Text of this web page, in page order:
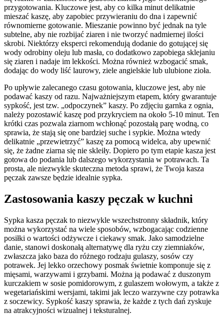
przygotowania. Kluczowe jest, aby co kilka minut delikatnie
mieszać kaszę, aby zapobiec przywieraniu do dna i zapewnić
równomierne gotowanie. Mieszanie powinno być jednak na tyle
subtelne, aby nie rozbijać ziaren i nie tworzyć nadmiernej ilości
skrobi. Niektórzy eksperci rekomendują dodanie do gotującej się
wody odrobiny oleju lub masła, co dodatkowo zapobiega sklejaniu
się ziaren i nadaje im lekkości. Można również wzbogacić smak,
dodając do wody liść laurowy, ziele angielskie lub ulubione zioła.
Po upływie zalecanego czasu gotowania, kluczowe jest, aby nie
podawać kaszy od razu. Najważniejszym etapem, który gwarantuje
sypkość, jest tzw. „odpoczynek” kaszy. Po zdjęciu garnka z ognia,
należy pozostawić kaszę pod przykryciem na około 5-10 minut. Ten
krótki czas pozwala ziarnom wchłonąć pozostałą parę wodną, co
sprawia, że stają się one bardziej suche i sypkie. Można wtedy
delikatnie „przewietrzyć” kaszę za pomocą widelca, aby upewnić
się, że żadne ziarna się nie skleiły. Dopiero po tym etapie kasza jest
gotowa do podania lub dalszego wykorzystania w potrawach. Ta
prosta, ale niezwykle skuteczna metoda sprawi, że Twoja kasza
pęczak zawsze będzie idealnie sypka.
Zastosowania kaszy pęczak w kuchni
Sypka kasza pęczak to niezwykle wszechstronny składnik, który
można wykorzystać na wiele sposobów, wzbogacając codzienne
posiłki o wartości odżywcze i ciekawy smak. Jako samodzielne
danie, stanowi doskonałą alternatywę dla ryżu czy ziemniaków,
zwłaszcza jako baza do różnego rodzaju gulaszy, sosów czy
potrawek. Jej lekko orzechowy posmak świetnie komponuje się z
mięsami, warzywami i grzybami. Można ją podawać z duszonym
kurczakiem w sosie pomidorowym, z gulaszem wołowym, a także z
wegetariańskimi wersjami, takimi jak leczo warzywne czy potrawka
z soczewicy. Sypkość kaszy sprawia, że każde z tych dań zyskuje
na atrakcyjności wizualnej i teksturalnej.